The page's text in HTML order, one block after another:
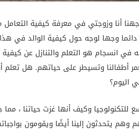
أنا وزوجتي في معرفة كيفية التعامل
وجها لوجه حول كيفية الوالد في هذا
انسجام هو التعلم والتنازل عن كيفية
أطفالنا وتسيطر على حياتهم. هل تعلم
للتكنولوجيا وكيف أنها غزت حياتنا ،
وهم يتحدثون إلينا أيضًا ويقومون